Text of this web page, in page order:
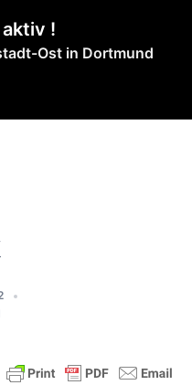
!
Ost in Dortmund